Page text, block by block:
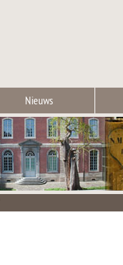
Nieuws